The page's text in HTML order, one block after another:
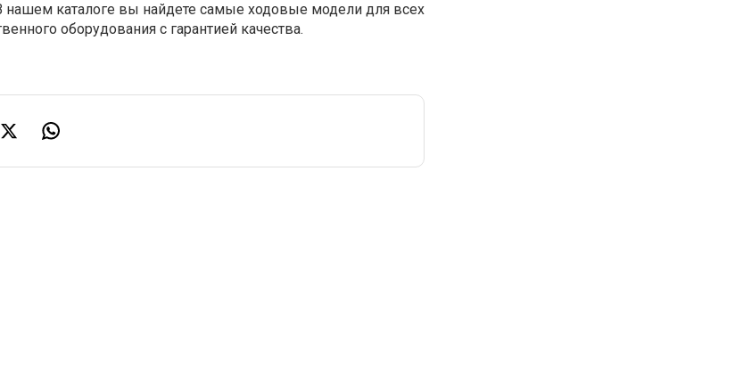
каталоге вы найдете самые ходовые модели для всех
оборудования с гарантией качества.